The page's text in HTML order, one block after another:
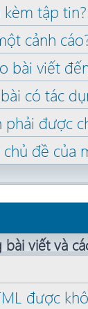
tập tin?
cảnh
bài viết
có tác
được
đề của
viết và
được